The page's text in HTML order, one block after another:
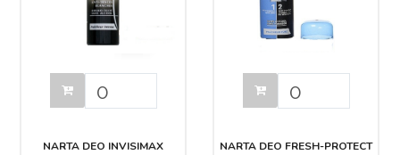
NARTA DEO INVISIMAX
NARTA DEO FRESH-PROTECT